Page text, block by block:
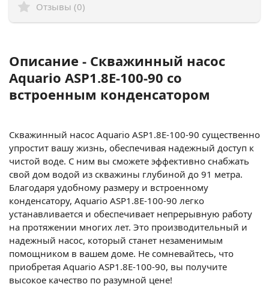
Отзывы (0)
Описание - Скважинный насос
Aquario ASP1.8E-100-90 со
встроенным конденсатором
Скважинный насос Aquario ASP1.8E-100-90 существенно
упростит вашу жизнь, обеспечивая надежный доступ к
чистой воде. С ним вы сможете эффективно снабжать
свой дом водой из скважины глубиной до 91 метра.
Благодаря удобному размеру и встроенному
конденсатору, Aquario ASP1.8E-100-90 легко
устанавливается и обеспечивает непрерывную работу
на протяжении многих лет. Это производительный и
надежный насос, который станет незаменимым
помощником в вашем доме. Не сомневайтесь, что
приобретая Aquario ASP1.8E-100-90, вы получите
высокое качество по разумной цене!